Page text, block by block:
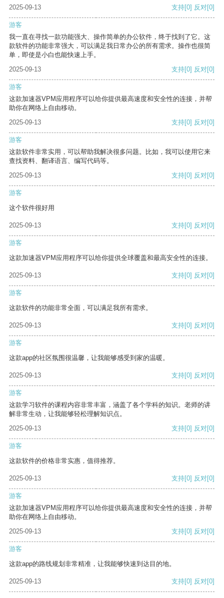
2025-09-13
支持[0] 反对[0]
游客
我一直在寻找一款功能强大、操作简单的办公软件，终于找到了它。这
款软件的功能非常强大，可以满足我日常办公的所有需求。操作也很简
单，即使是小白也能快速上手。
2025-09-13
支持[0] 反对[0]
游客
这款加速器VPM应用程序可以给你提供最高速度和安全性的连接，并帮
助你在网络上自由移动。
2025-09-13
支持[0] 反对[0]
游客
这款软件非常实用，可以帮助我解决很多问题。比如，我可以使用它来
查找资料、翻译语言、编写代码等。
2025-09-13
支持[0] 反对[0]
游客
这个软件很好用
2025-09-13 支持[0] 反对[0]
游客
这款加速器VPM应用程序可以给你提供全球覆盖和最高安全性的连接。
2025-09-13 支持[0] 反对[0]
游客
这款软件的功能非常全面，可以满足我所有需求。
2025-09-13 支持[0] 反对[0]
游客
这款app的社区氛围很温馨，让我能够感受到家的温暖。
2025-09-13 支持[0] 反对[0]
游客
这款学习软件的课程内容非常丰富，涵盖了各个学科的知识。老师的讲
解非常生动，让我能够轻松理解知识点。
2025-09-13
支持[0] 反对[0]
游客
这款软件的价格非常实惠，值得推荐。
2025-09-13 支持[0] 反对[0]
游客
这款加速器VPM应用程序可以给你提供最高速度和安全性的连接，并帮
助你在网络上自由移动。
2025-09-13
支持[0] 反对[0]
游客
这款app的路线规划非常精准，让我能够快速到达目的地。
2025-09-13 支持[0] 反对[0]